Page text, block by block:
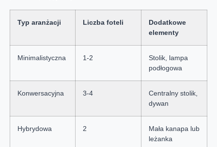
Typ aranżacji Liczba foteli
Dodatkowe
elementy
Minimalistyczna 1-2
Stolik, lampa
podłogowa
Konwersacyjna 3-4
Centralny stolik,
dywan
Hybrydowa 2
Mała kanapa lub
leżanka